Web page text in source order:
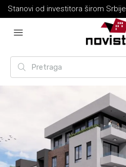
Stanovi od investitora širom Srbije